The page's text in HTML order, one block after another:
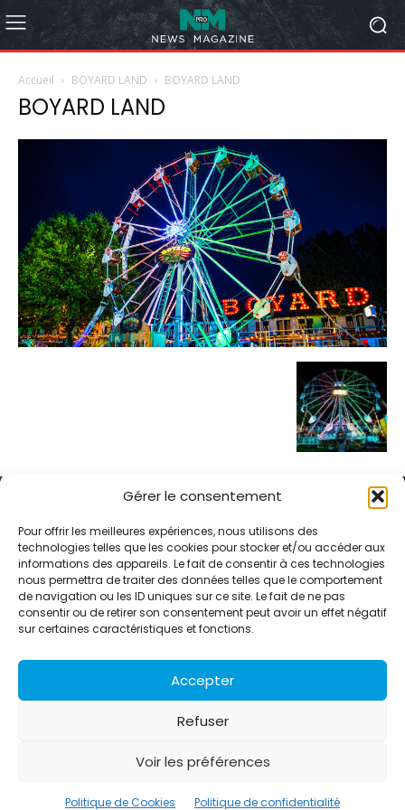
Gérer le consentement
Pour offrir les meilleures expériences, nous utilisons des
technologies telles que les cookies pour stocker et/ou accéder aux
informations des appareils. Le fait de consentir à ces technologies
nous permettra de traiter des données telles que le comportement
de navigation ou les ID uniques sur ce site. Le fait de ne pas
consentir ou de retirer son consentement peut avoir un effet négatif
sur certaines caractéristiques et fonctions.
Accepter
Refuser
Voir les préférences
Politique de Cookies Politique de confidentialité
Accueil BOYARD LAND BOYARD LAND
BOYARD LAND
Alternative Média est une agence de relations presse et de
relations publiques basée à Grenoble. Depuis 1995, elle conçoit et
pilote des stratégies de visibilité en France et à l’international
grâce à un réseau d’agences partenaires.
Contact International
Références